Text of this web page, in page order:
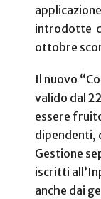
introdotte
ottobre
Il nuovo
valido dal
essere
dipendenti,
Gestione
iscritti
anche dai